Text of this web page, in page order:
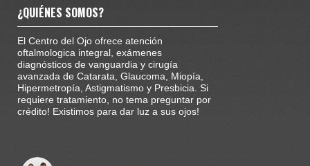
¿QUIÉNES SOMOS?
El Centro del Ojo ofrece atención
oftalmologica integral, exámenes
diagnósticos de vanguardia y cirugía
avanzada de Catarata, Glaucoma, Miopía,
Hipermetropía, Astigmatismo y Presbicia. Si
requiere tratamiento, no tema preguntar por
crédito! Existimos para dar luz a sus ojos!